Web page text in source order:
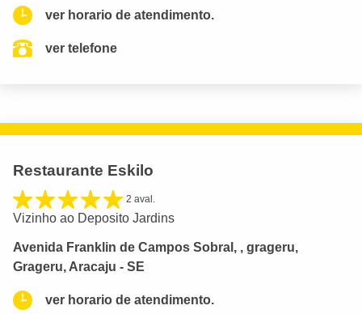
ver horario de atendimento.
ver telefone
Restaurante Eskilo
2 aval.
Vizinho ao Deposito Jardins
Avenida Franklin de Campos Sobral, , grageru,
Grageru, Aracaju - SE
ver horario de atendimento.